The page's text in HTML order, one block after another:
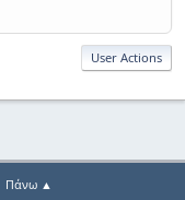
User Actions
Πάνω ▲